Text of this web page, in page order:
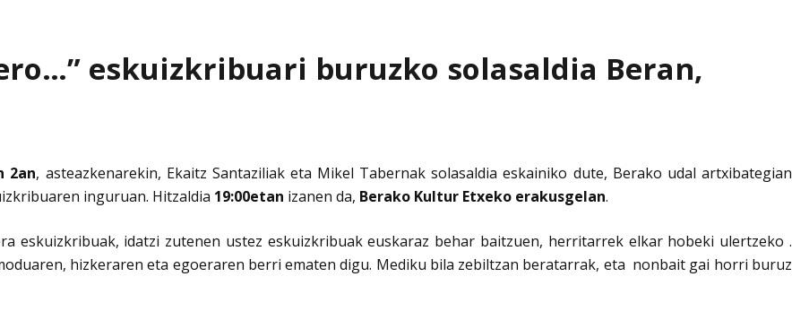
eskuizkribuari buruzko solasaldia Beran,
2an, asteazkenarekin, Ekaitz Santaziliak eta Mikel Tabernak solasaldia eskainiko dute, Berako udal artxibategian
inguruan. Hitzaldia 19:00etan izanen da, Berako Kultur Etxeko erakusgelan.
eskuizkribuak, idatzi zutenen ustez eskuizkribuak euskaraz behar baitzuen, herritarrek elkar hobeki ulertzeko .
hizkeraren eta egoeraren berri ematen digu. Mediku bila zebiltzan beratarrak, eta nonbait gai horri buruz